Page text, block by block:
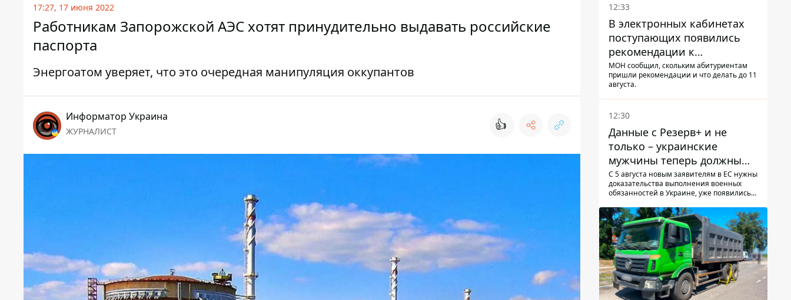
17:27, 17 июня 2022
Работникам Запорожской АЭС хотят принудительно выдавать российские
паспорта
Энергоатом уверяет, что это очередная манипуляция оккупантов
Информатор Украина
ЖУРНАЛИСТ 👍
12:33
В электронных кабинетах
поступающих появились
рекомендации к
зачислению на бакалавриат
и в магистратуру – что
МОН сообщил, скольким абитуриентам
пришли рекомендации и что делать до 11
августа.
12:30
Данные с Резерв+ и не
только – украинские
мужчины теперь должны
доказать непригодность к
службе, чтобы получить
С 5 августа новым заявителям в ЕС нужны
доказательства выполнения военных
обязанностей в Украине, уже появились
украинцев за границей